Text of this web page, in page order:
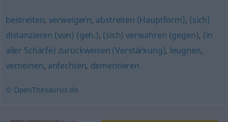
bestreiten, verweigern, abstreiten (Hauptform), (sich)
distanzieren (von) (geh.), (sich) verwahren (gegen), (in
aller Schärfe) zurückweisen (Verstärkung), leugnen,
verneinen, anfechten, dementieren
© OpenThesaurus.de